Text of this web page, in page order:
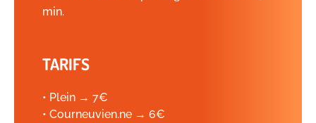
min.
TARIFS
• Plein → 7€
• Courneuvien.ne → 6€